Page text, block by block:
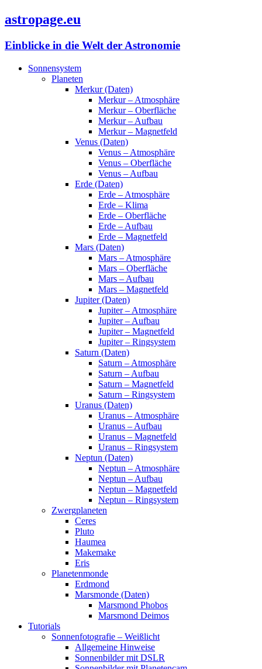
astropage.eu
Einblicke in die Welt der Astronomie
Sonnensystem
Planeten
Merkur (Daten)
Merkur – Atmosphäre
Merkur – Oberfläche
Merkur – Aufbau
Merkur – Magnetfeld
Venus (Daten)
Venus – Atmosphäre
Venus – Oberfläche
Venus – Aufbau
Erde (Daten)
Erde – Atmosphäre
Erde – Klima
Erde – Oberfläche
Erde – Aufbau
Erde – Magnetfeld
Mars (Daten)
Mars – Atmosphäre
Mars – Oberfläche
Mars – Aufbau
Mars – Magnetfeld
Jupiter (Daten)
Jupiter – Atmosphäre
Jupiter – Aufbau
Jupiter – Magnetfeld
Jupiter – Ringsystem
Saturn (Daten)
Saturn – Atmosphäre
Saturn – Aufbau
Saturn – Magnetfeld
Saturn – Ringsystem
Uranus (Daten)
Uranus – Atmosphäre
Uranus – Aufbau
Uranus – Magnetfeld
Uranus – Ringsystem
Neptun (Daten)
Neptun – Atmosphäre
Neptun – Aufbau
Neptun – Magnetfeld
Neptun – Ringsystem
Zwergplaneten
Ceres
Pluto
Haumea
Makemake
Eris
Planetenmonde
Erdmond
Marsmonde (Daten)
Marsmond Phobos
Marsmond Deimos
Tutorials
Sonnenfotografie – Weißlicht
Allgemeine Hinweise
Sonnenbilder mit DSLR